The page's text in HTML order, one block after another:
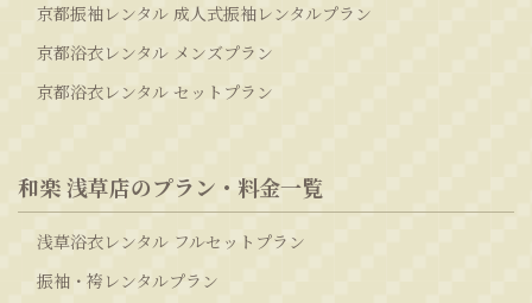
京都振袖レンタル 成人式振袖レンタルプラン
京都浴衣レンタル メンズプラン
京都浴衣レンタル セットプラン
和楽 浅草店のプラン・料金一覧
浅草浴衣レンタル フルセットプラン
振袖・袴レンタルプラン